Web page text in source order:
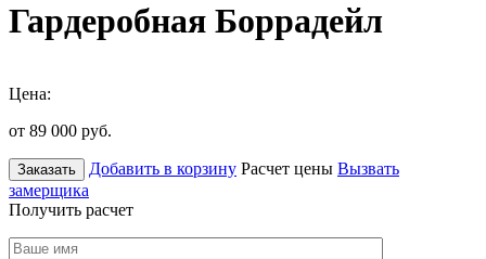
Гардеробная Боррадейл
Цена:
от 89 000 руб.
Заказать Добавить в корзину Расчет цены Вызвать
замерщика
Получить расчет